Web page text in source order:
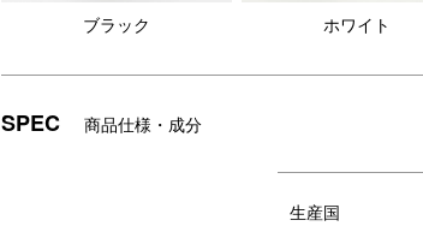
ブラック ホワイト
SPEC 商品仕様・成分
生産国